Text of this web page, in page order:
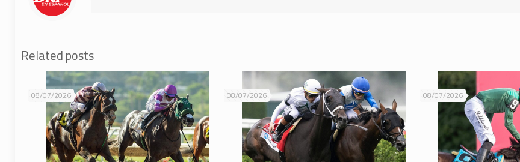
Related posts
08/07/2026 08/07/2026 08/07/2026